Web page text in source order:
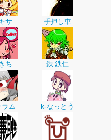
サ 手押し車
ち 鉄 鉄仁
ラム k-なっとう